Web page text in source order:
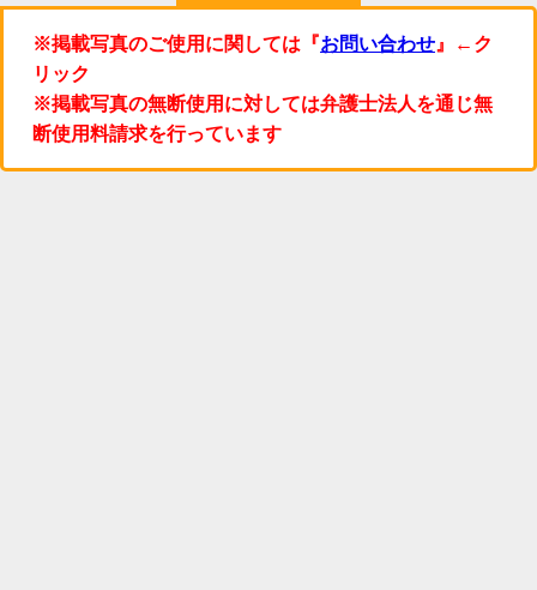
※掲載写真のご使用に関しては『お問い合わせ 』←ク
リック
※掲載写真の無断使用に対しては弁護士法人を通じ無
断使用料請求を行っています